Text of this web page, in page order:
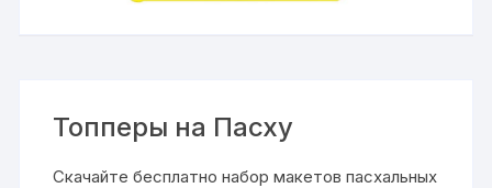
Топперы на Пасху
Скачайте бесплатно набор макетов пасхальных